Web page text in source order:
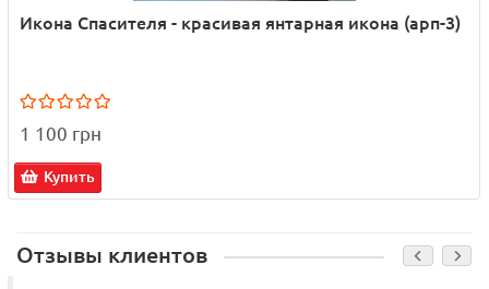
Икона Спасителя - красивая янтарная икона (арп-3)
1 100 грн
Купить
Отзывы клиентов